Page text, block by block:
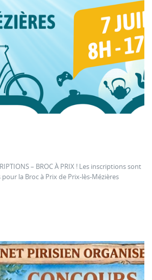
– BROC À PRIX ! Les inscriptions sont
la Broc à Prix de Prix-lès-Mézières